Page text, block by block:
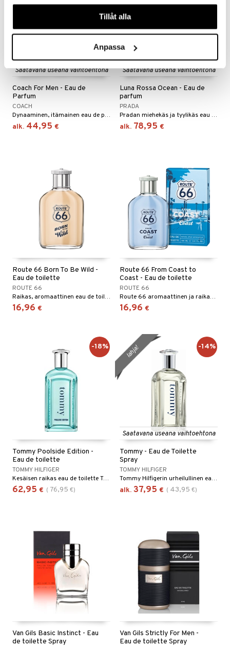
våra cookies vid fortsatt användande av vår webbplats.
Tillåt alla
Anpassa
Saatavana useana vaihtoehtona
Coach For Men - Eau de
Parfum
COACH
Dynaaminen, itämainen eau de parfum Coachilta.
alk. 44,95 €
Saatavana useana vaihtoehtona
Luna Rossa Ocean - Eau de
parfum
PRADA
Pradan miehekäs ja tyylikäs eau de parfum
alk. 78,95 €
Route 66 Born To Be Wild -
Eau de toilette
ROUTE 66
Raikas, aromaattinen eau de toilette Route 66:lta.
16,96 €
Route 66 From Coast to
Coast - Eau de toilette
ROUTE 66
Route 66 aromaattinen ja raikas eau de toilette
16,96 €
Tommy Poolside Edition -
Eau de toilette
TOMMY HILFIGER
Kesäisen raikas eau de toilette Tommy Hilfigeriltä.
62,95 € ( 76,95 €)
-18%
Saatavana useana vaihtoehtona
Tommy - Eau de Toilette
Spray
TOMMY HILFIGER
Tommy Hilfigerin urheilullinen eau de toilette
alk. 37,95 € ( 43,95 €)
lahja! -14%
Van Gils Basic Instinct - Eau
de toilette Spray
Van Gils Strictly For Men -
Eau de toilette Spray